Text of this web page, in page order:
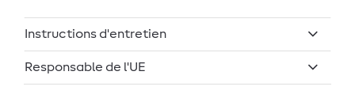
Instructions d'entretien
Responsable de l'UE